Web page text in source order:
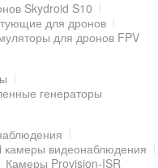
Ф.
наружный блок:36 / 49
обогрев:
блока:
блока: 776 × 540 х 320
Skydroid S10
для дронов
для дронов FPV
генераторы
камеры видеонаблюдения
Камеры Provision-ISR